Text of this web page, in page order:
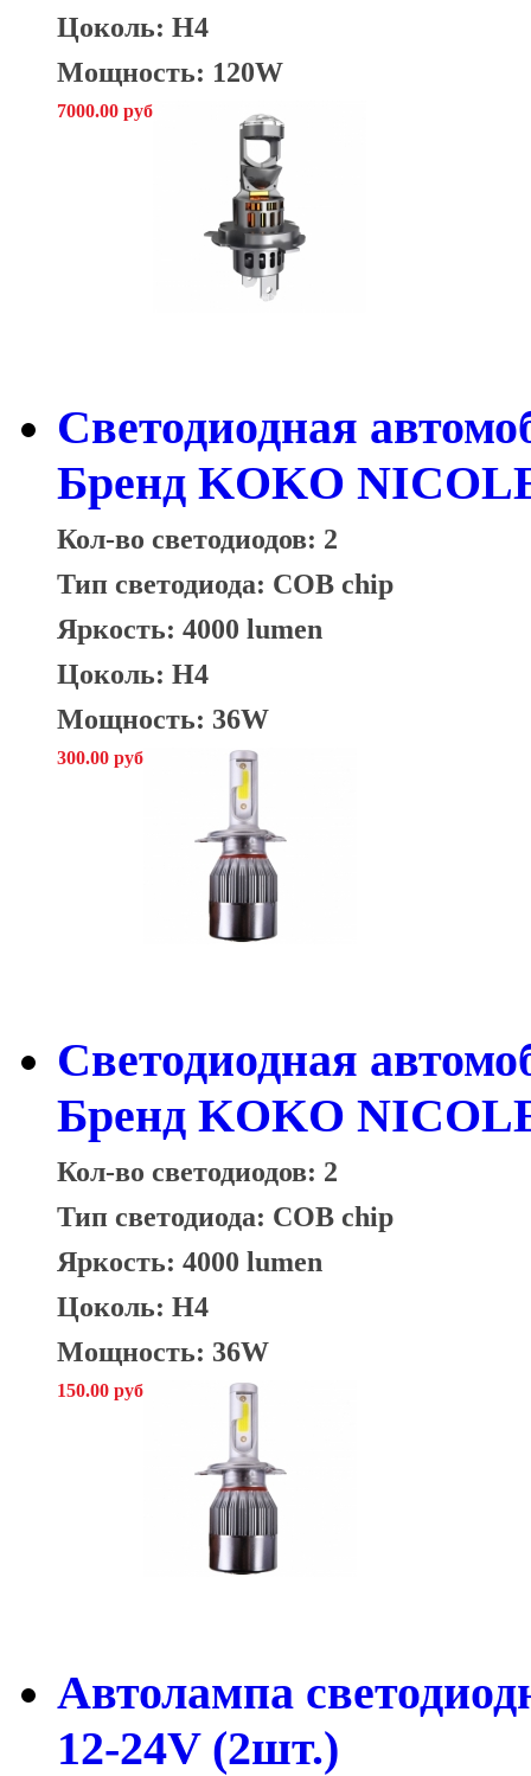
Цоколь: H4
Мощность: 120W
7000.00 руб
Cветодиодная
Бренд KOKO
Кол-во светодиодов: 2
Тип светодиода: COB chip
Яркость: 4000 lumen
Цоколь: H4
Мощность: 36W
300.00 руб
Cветодиодная
Бренд KOKO
Кол-во светодиодов: 2
Тип светодиода: COB chip
Яркость: 4000 lumen
Цоколь: H4
Мощность: 36W
150.00 руб
Автолампа
12-24V (2шт.)